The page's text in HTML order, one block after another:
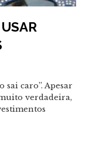
sai caro”. Apesar
verdadeira,